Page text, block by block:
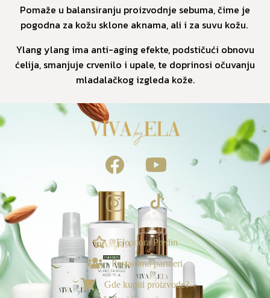
Pomaže u balansiranju proizvodnje sebuma, čime je
pogodna za kožu sklone aknama, ali i za suvu kožu.
Ylang ylang ima anti-aging efekte, podstičući obnovu
ćelija, smanjuje crvenilo i upale, te doprinosi očuvanju
mladalačkog izgleda kože.
Eleonora Predin
Postanimo partneri
Gde kupiti proizvode?
NAGRADE & POGODNOSTI
Ekskluzivno za vas